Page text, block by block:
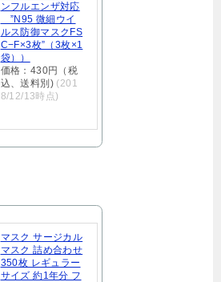
ンフルエンザ対応
”N95 微細ウイ
ルス防御マスクFS
C−F×3枚”（3枚×1
袋））
価格：430円（税
込、送料別) (201
8/12/13時点)
マスク サージカル
マスク 詰め合わせ
350枚 レギュラー
サイズ 約1年分 フ